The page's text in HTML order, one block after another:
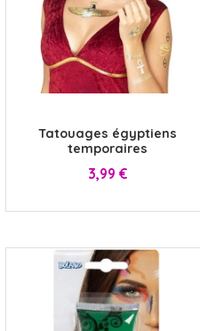
Tatouages égyptiens
temporaires
Prix
3,99 €